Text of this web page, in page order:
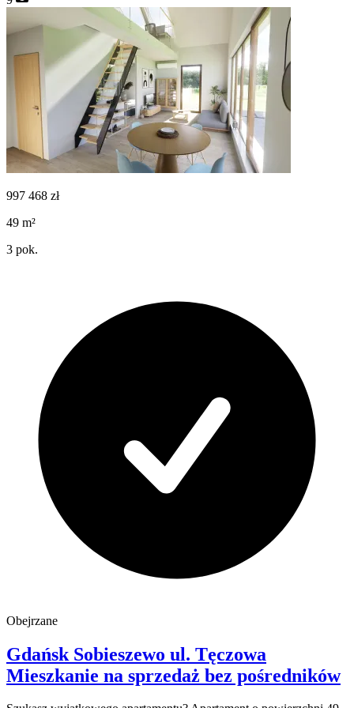
997 468 zł
49 m²
3 pok.
Obejrzane
Gdańsk Sobieszewo ul. Tęczowa
Mieszkanie na sprzedaż bez pośredników